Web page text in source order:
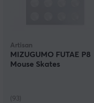
Artisan
MIZUGUMO FUTAE P8
Mouse Skates
(93)